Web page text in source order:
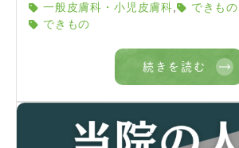
一般皮膚科・小児皮膚科, できも
できもの
続きを読む